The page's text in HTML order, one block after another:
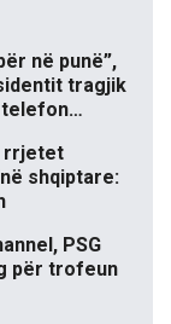
në punë”,
tragjik
telefon…
rrjetet
shqiptare:
PSG
për trofeun